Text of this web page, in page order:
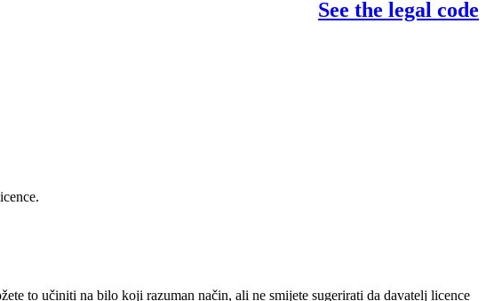
See the legal code
to učiniti na bilo koji razuman način, ali ne smijete sugerirati da davatelj licence